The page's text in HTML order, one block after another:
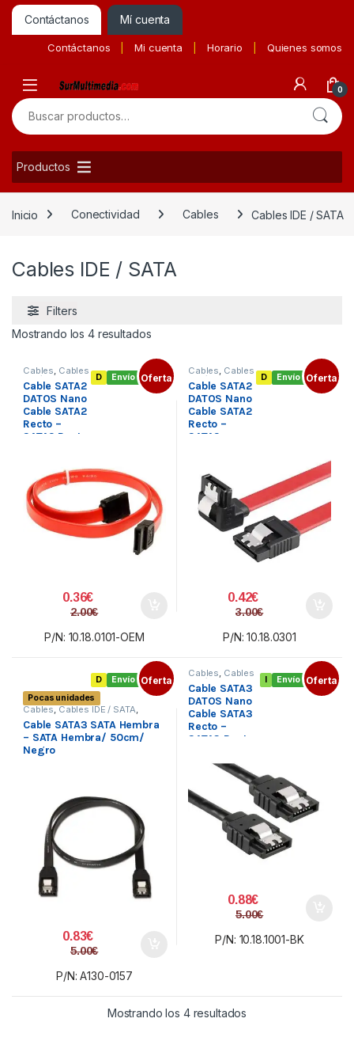
Contáctanos Mí cuenta
Contáctanos Mi cuenta Horario Quienes somos
0
Buscar por:
Productos
Inicio Conectividad Cables Cables IDE / SATA
Cables IDE / SATA
Filters
Mostrando los 4 resultadosOrdenado por precio: bajo a alto
Envío gratis
D Oferta
Cables, Cables
IDE / SATA
Conectividad
Cable SATA2
DATOS Nano
Cable SATA2
Recto –
SATA2 Recto
0.36€
2.00€
P/N: 10.18.0101-OEM
Envío gratis
D Oferta
Cables, Cables
IDE / SATA
Conectividad
Cable SATA2
DATOS Nano
Cable SATA2
Recto –
SATA2
0,5M Rojo
0.42€
3.00€
P/N: 10.18.0301
Envío gratis
D Oferta
Pocas unidades
Cables,Cables IDE / SATA,
Conectividad
Cable SATA3 SATA Hembra
– SATA Hembra/ 50cm/
Negro
0.83€
5.00€
P/N: A130-0157
Envío gratis
I Oferta
Cables, Cables
IDE / SATA
Conectividad
Cable SATA3
DATOS Nano
Cable SATA3
Recto –
SATA3 Recto
0,5M Negro
0.88€
5.00€
P/N: 10.18.1001-BK
Mostrando los 4 resultados